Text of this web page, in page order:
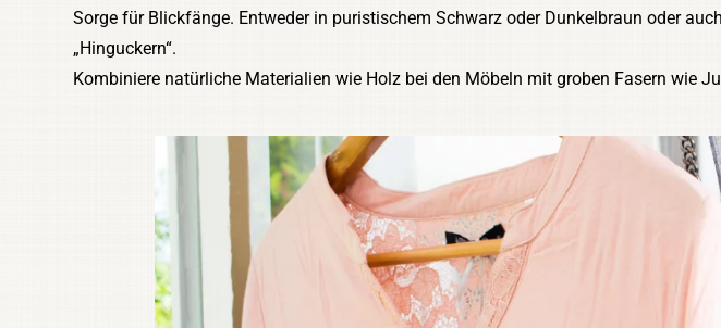
Sorge für Blickfänge. Entweder in puristischem Schwarz oder Dunkelbraun oder
„Hinguckern“.
Kombiniere natürliche Materialien wie Holz bei den Möbeln mit groben Fasern wie